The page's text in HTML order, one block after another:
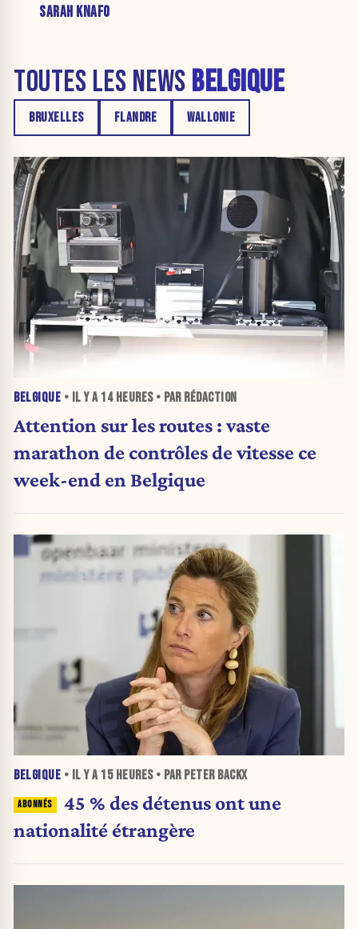
SARAH KNAFO
TOUTES LES NEWS BELGIQUE
BRUXELLES FLANDRE WALLONIE
BELGIQUE • IL Y A 14 HEURES• PAR RÉDACTION
Attention sur les routes : vaste
marathon de contrôles de vitesse ce
week-end en Belgique
BELGIQUE • IL Y A 15 HEURES• PAR PETER BACKX
45 % des détenus ont une
nationalité étrangère